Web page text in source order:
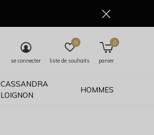
CASSANDRA
LOIGNON
HOMMES
se connecter liste de souhaits
0
panier
0